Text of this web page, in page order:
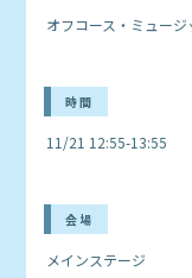
オフコース・ミュー
時間
11/21 12:55-13:55
会場
メインステージ